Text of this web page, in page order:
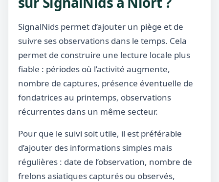
SignalNids permet d’ajouter un piège et de
suivre ses observations dans le temps. Cela
permet de construire une lecture locale plus
fiable : périodes où l’activité augmente,
nombre de captures, présence éventuelle de
fondatrices au printemps, observations
récurrentes dans un même secteur.
Pour que le suivi soit utile, il est préférable
d’ajouter des informations simples mais
régulières : date de l’observation, nombre de
frelons asiatiques capturés ou observés,